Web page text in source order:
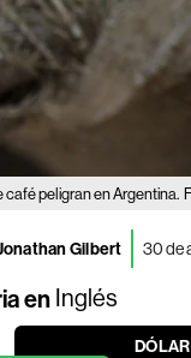
café peligran en Argentina.
Gilbert 30 de
en Inglés